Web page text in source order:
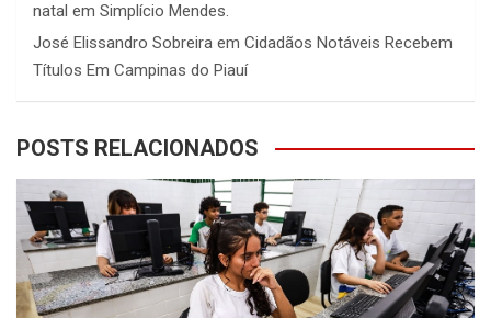
natal em Simplício Mendes.
José Elissandro Sobreira em Cidadãos Notáveis Recebem
Títulos Em Campinas do Piauí
POSTS RELACIONADOS